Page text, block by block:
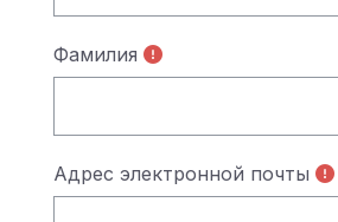
Фамилия
Адрес электронной почты